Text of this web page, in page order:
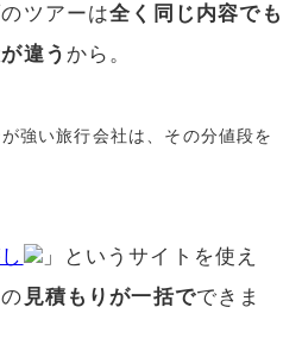
ツアーは全く同じ内容でも
違う から。
強い旅行会社は、その分値段を
」というサイトを使え
見積もりが一括でできま